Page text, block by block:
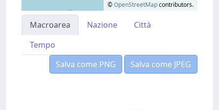
©OpenStreetMapcontributors.
Macroarea Nazione
Città
Tempo
Salva come PNG
Salva come JPEG